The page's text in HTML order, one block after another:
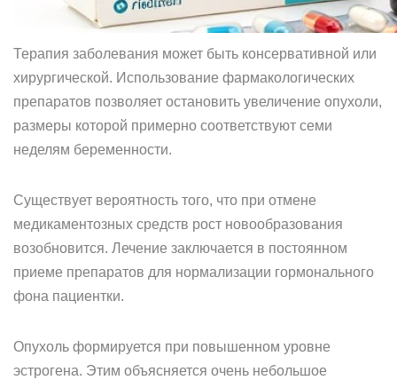
Терапия заболевания может быть консервативной или
хирургической. Использование фармакологических
препаратов позволяет остановить увеличение опухоли,
размеры которой примерно соответствуют семи
неделям беременности.
Существует вероятность того, что при отмене
медикаментозных средств рост новообразования
возобновится. Лечение заключается в постоянном
приеме препаратов для нормализации гормонального
фона пациентки.
Опухоль формируется при повышенном уровне
эстрогена. Этим объясняется очень небольшое